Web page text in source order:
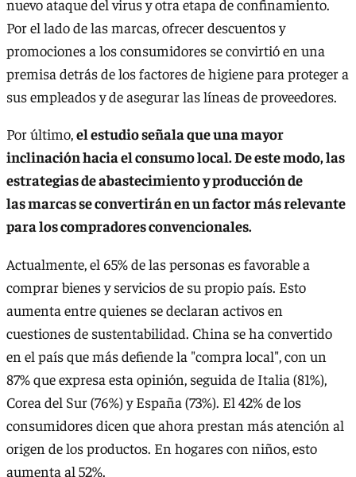
nuevo ataque del virus y otra etapa de confinamiento.
Por el lado de las marcas, ofrecer descuentos y
promociones a los consumidores se convirtió en una
premisa detrás de los factores de higiene para proteger a
sus empleados y de asegurar las líneas de proveedores.
Por último,el estudio señala que una mayor
inclinación hacia el consumo local. De este modo, las
estrategias de abastecimiento y producción de
las marcas se convertirán en un factor más relevante
para los compradores convencionales.
Actualmente, el 65% de las personas es favorable a
comprar bienes y servicios de su propio país. Esto
aumenta entre quienes se declaran activos en
cuestiones de sustentabilidad. China se ha convertido
en el país que más defiende la "compra local", con un
87% que expresa esta opinión, seguida de Italia (81%),
Corea del Sur (76%) y España (73%). El 42% de los
consumidores dicen que ahora prestan más atención al
origen de los productos. En hogares con niños, esto
aumenta al 52%.